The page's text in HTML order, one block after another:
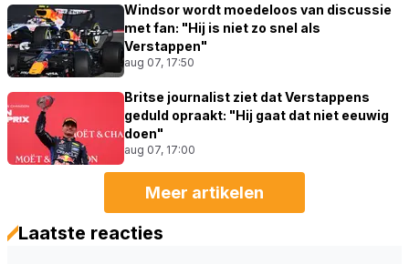
Windsor wordt moedeloos van discussie
met fan: "Hij is niet zo snel als
Verstappen"
aug 07, 17:50
Britse journalist ziet dat Verstappens
geduld opraakt: "Hij gaat dat niet eeuwig
doen"
aug 07, 17:00
Meer artikelen
Laatste reacties